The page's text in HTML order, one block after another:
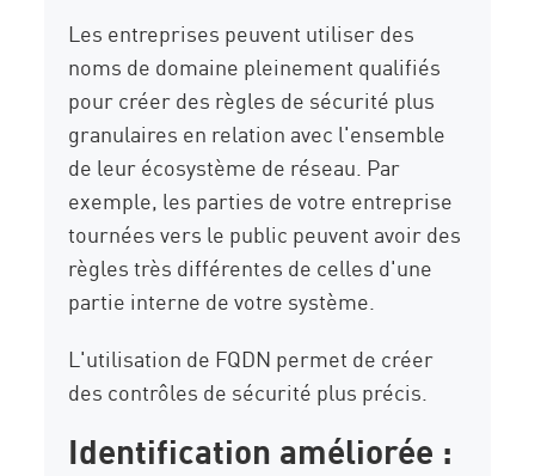
Les entreprises peuvent utiliser des
noms de domaine pleinement qualifiés
pour créer des règles de sécurité plus
granulaires en relation avec l'ensemble
de leur écosystème de réseau. Par
exemple, les parties de votre entreprise
tournées vers le public peuvent avoir des
règles très différentes de celles d'une
partie interne de votre système.
L'utilisation de FQDN permet de créer
des contrôles de sécurité plus précis.
Identification améliorée :